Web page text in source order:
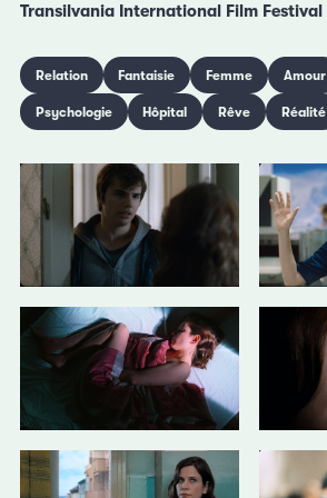
Transilvania International Film Festival
Relation Fantaisie Femme Amour
Psychologie Hôpital Rêve Réalité